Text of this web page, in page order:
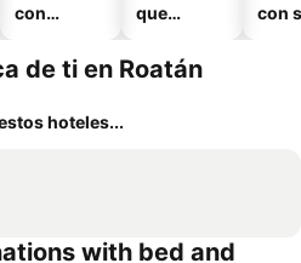
con
que
mascotas
con
de ti en Roatán
hoteles...
with bed and